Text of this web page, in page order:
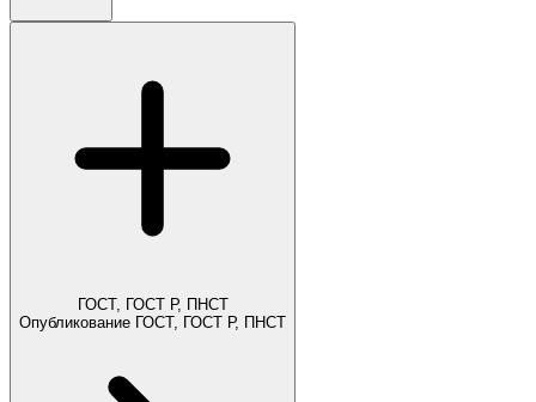
ГОСТ, ГОСТ Р, ПНСТ
Опубликование ГОСТ, ГОСТ Р, ПНСТ